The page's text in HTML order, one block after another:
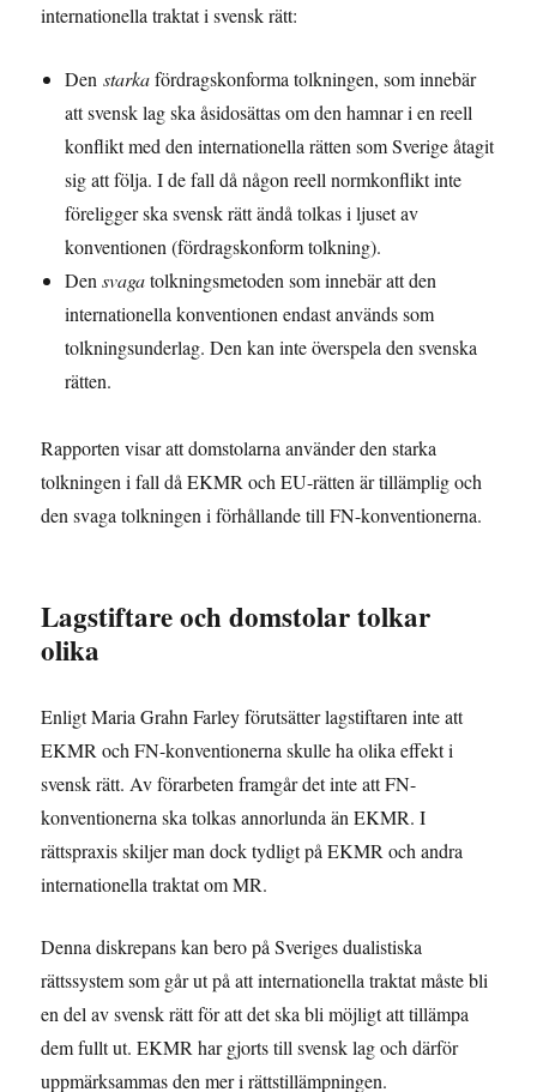
internationella traktat i svensk rätt:
Denstarkafördragskonforma tolkningen, som innebär
att svensk lag ska åsidosättas om den hamnar i en reell
konflikt med den internationella rätten som Sverige åtagit
sig att följa. I de fall då någon reell normkonflikt inte
föreligger ska svensk rätt ändå tolkas i ljuset av
konventionen (fördragskonform tolkning).
Densvagatolkningsmetoden som innebär att den
internationella konventionen endast används som
tolkningsunderlag. Den kan inte överspela den svenska
rätten.
Rapporten visar att domstolarna använder den starka
tolkningen i fall då EKMR och EU-rätten är tillämplig och
den svaga tolkningen i förhållande till FN-konventionerna.
Lagstiftare och domstolar tolkar
olika
Enligt Maria Grahn Farley förutsätter lagstiftaren inte att
EKMR och FN-konventionerna skulle ha olika effekt i
svensk rätt. Av förarbeten framgår det inte att FN-
konventionerna ska tolkas annorlunda än EKMR. I
rättspraxis skiljer man dock tydligt på EKMR och andra
internationella traktat om MR.
Denna diskrepans kan bero på Sveriges dualistiska
rättssystem som går ut på att internationella traktat måste bli
en del av svensk rätt för att det ska bli möjligt att tillämpa
dem fullt ut. EKMR har gjorts till svensk lag och därför
uppmärksammas den mer i rättstillämpningen.